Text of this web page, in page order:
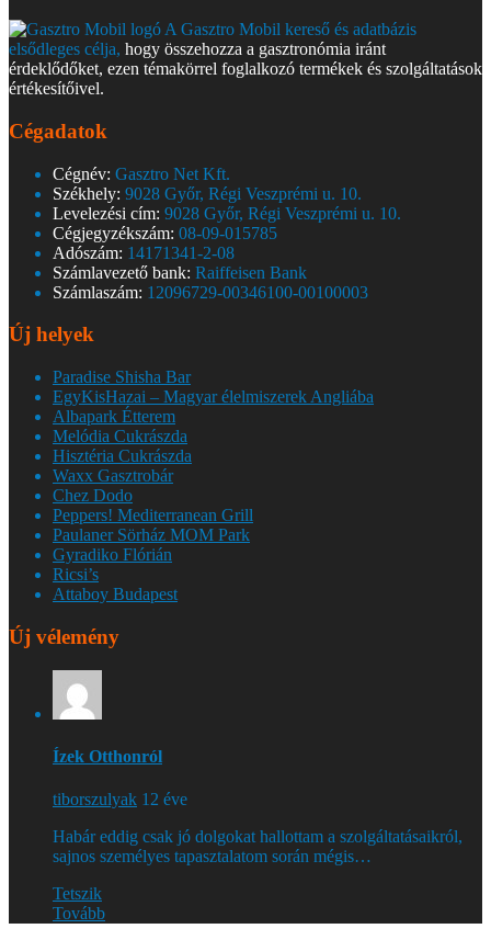
A Gasztro Mobil kereső és adatbázis
elsődleges célja, hogy összehozza a gasztronómia iránt
érdeklődőket, ezen témakörrel foglalkozó termékek és szolgáltatások
értékesítőivel.
Cégadatok
Cégnév: Gasztro Net Kft.
Székhely: 9028 Győr, Régi Veszprémi u. 10.
Levelezési cím: 9028 Győr, Régi Veszprémi u. 10.
Cégjegyzékszám: 08-09-015785
Adószám: 14171341-2-08
Számlavezető bank: Raiffeisen Bank
Számlaszám: 12096729-00346100-00100003
Új helyek
Paradise Shisha Bar
EgyKisHazai – Magyar élelmiszerek Angliába
Albapark Étterem
Melódia Cukrászda
Hisztéria Cukrászda
Waxx Gasztrobár
Chez Dodo
Peppers! Mediterranean Grill
Paulaner Sörház MOM Park
Gyradiko Flórián
Ricsi’s
Attaboy Budapest
Új vélemény
Ízek Otthonról
tiborszulyak 12 éve
Habár eddig csak jó dolgokat hallottam a szolgáltatásaikról,
sajnos személyes tapasztalatom során mégis…
Tetszik
Tovább